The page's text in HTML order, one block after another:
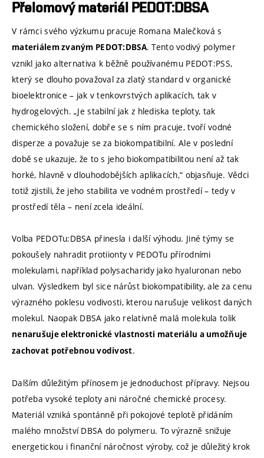
Přelomový materiál PEDOT:DBSA
V rámci svého výzkumu pracuje Romana Malečková s
materiálem zvaným PEDOT:DBSA. Tento vodivý polymer
vznikl jako alternativa k běžně používanému PEDOT:PSS,
který se dlouho považoval za zlatý standard v organické
bioelektronice – jak v tenkovrstvých aplikacích, tak v
hydrogelových. „Je stabilní jak z hlediska teploty, tak
chemického složení, dobře se s ním pracuje, tvoří vodné
disperze a považuje se za biokompatibilní. Ale v poslední
době se ukazuje, že to s jeho biokompatibilitou není až tak
horké, hlavně v dlouhodobějších aplikacích,“ objasňuje. Vědci
totiž zjistili, že jeho stabilita ve vodném prostředí – tedy v
prostředí těla – není zcela ideální.
Volba PEDOTu:DBSA přinesla i další výhodu. Jiné týmy se
pokoušely nahradit protiionty v PEDOTu přírodními
molekulami, například polysacharidy jako hyaluronan nebo
ulvan. Výsledkem byl sice nárůst biokompatibility, ale za cenu
výrazného poklesu vodivosti, kterou narušuje velikost daných
molekul. Naopak DBSA jako relativně malá molekula tolik
nenarušuje elektronické vlastnosti materiálu a umožňuje
zachovat potřebnou vodivost.
Dalším důležitým přínosem je jednoduchost přípravy. Nejsou
potřeba vysoké teploty ani náročné chemické procesy.
Materiál vzniká spontánně při pokojové teplotě přidáním
malého množství DBSA do polymeru. To výrazně snižuje
energetickou i finanční náročnost výroby, což je důležitý krok